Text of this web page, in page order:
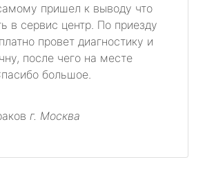
пришел к выводу что
в сервис центр. По приезду
провет диагностику и
после чего на месте
большое.
г. Москва